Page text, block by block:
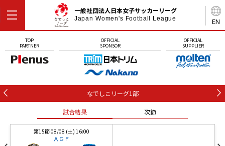
EN
一般社団法人日本女子サッカーリーグ
Japan Women's Football League
TOP
PARTNER
OFFICIAL
SPONSOR
OFFICIAL
SUPPLIER
なでしこリーグ1部
試合結果 次節
第15節 08/08 (土) 16:00
ＡＧＦ